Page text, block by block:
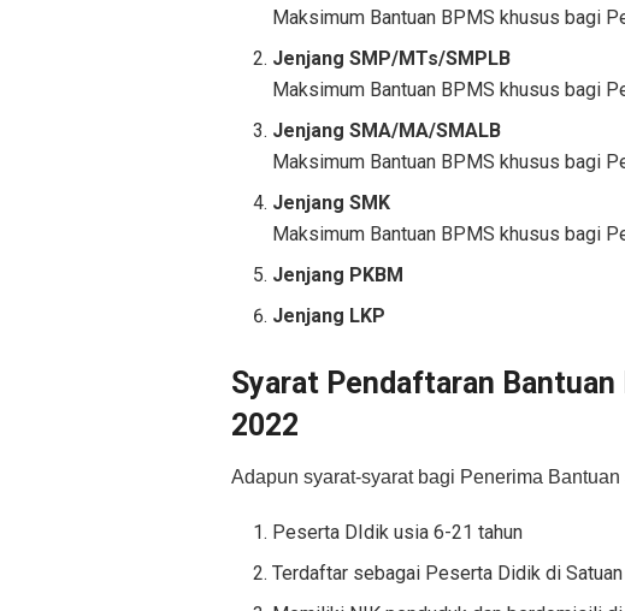
Maksimum Bantuan BPMS khusus bagi
Jenjang SMP/MTs/SMPLB
Maksimum Bantuan BPMS khusus bagi
Jenjang SMA/MA/SMALB
Maksimum Bantuan BPMS khusus bagi
Jenjang SMK
Maksimum Bantuan BPMS khusus bagi
Jenjang PKBM
Jenjang LKP
Syarat Pendaftaran
2022
Adapun syarat-syarat bagi Penerima
Peserta DIdik usia 6-21 tahun
Terdaftar sebagai Peserta Didik di